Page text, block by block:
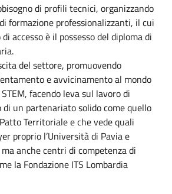
di profili tecnici, organizzando
formazione professionalizzanti, il cui
accesso è il possesso del diploma di
del settore, promuovendo
e avvicinamento al mondo
facendo leva sul lavoro di
un partenariato solido come quello
Territoriale e che vede quali
proprio l’Università di Pavia e
anche centri di competenza di
la Fondazione ITS Lombardia